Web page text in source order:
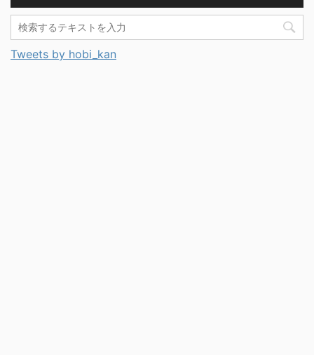
Tweets by hobi_kan